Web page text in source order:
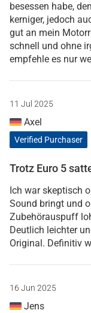
besessen habe,
kerniger, jedoch
gut an mein
schnell und ohne
empfehle es nur
11 Jul 2025
Axel
Verified Purchaser
Trotz Euro 5
Ich war skeptisch
Sound bringt und
Zubehörauspuff
Deutlich leichter
Original. Definitiv
16 Jun 2025
Jens